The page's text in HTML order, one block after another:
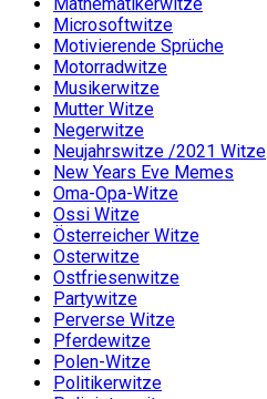
Microsoftwitze
Motivierende Sprüche
Motorradwitze
Musikerwitze
Mutter Witze
Negerwitze
Neujahrswitze /2021 Witze
New Years Eve Memes
Oma-Opa-Witze
Ossi Witze
Österreicher Witze
Osterwitze
Ostfriesenwitze
Partywitze
Perverse Witze
Pferdewitze
Polen-Witze
Politikerwitze